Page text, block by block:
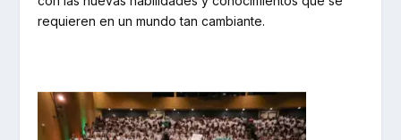
requieren en un mundo tan cambiante.